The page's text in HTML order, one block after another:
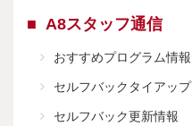
A8スタッフ通信
おすすめプログラム情報
セルフバックタイアップ
セルフバック更新情報